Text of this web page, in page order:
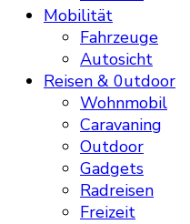
Mobilität
Fahrzeuge
Autosicht
Reisen & 0utdoor
Wohnmobil
Caravaning
Outdoor
Gadgets
Radreisen
Freizeit